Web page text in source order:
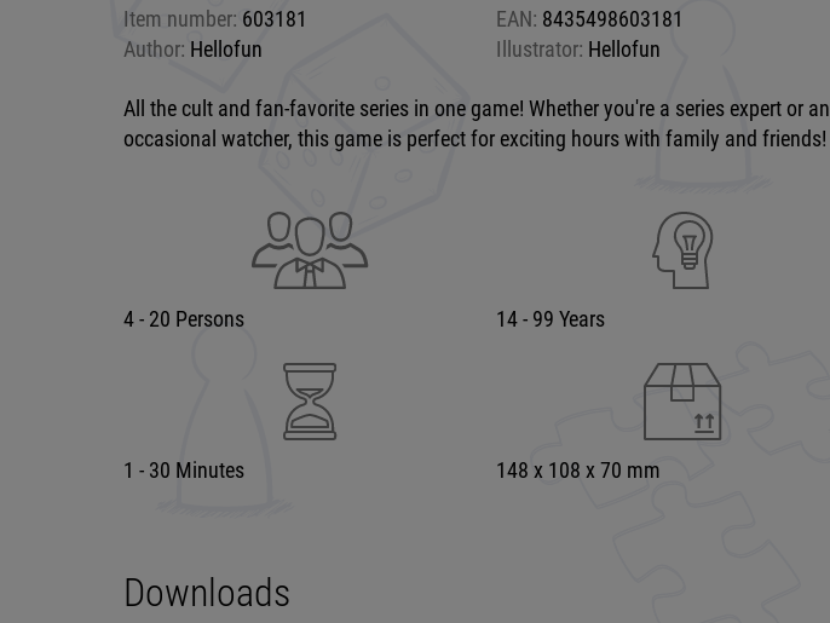
Item number: 603181 EAN: 8435498603181
Author: Hellofun Illustrator: Hellofun
All the cult and fan-favorite series in one game! Whether you're a series expert or an
occasional watcher, this game is perfect for exciting hours with family and friends!
4 - 20 Persons 14 - 99 Years
1 - 30 Minutes 148 x 108 x 70 mm
Downloads